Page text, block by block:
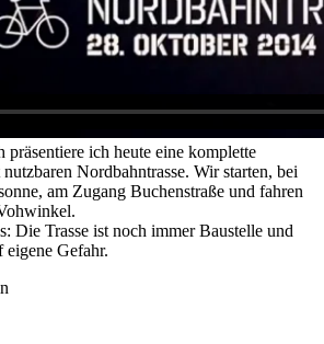
ich heute eine komplette
Nordbahntrasse. Wir starten, bei
am Zugang Buchenstraße und fahren
Die Trasse ist noch immer Baustelle und
Gefahr.